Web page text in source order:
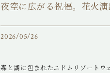
夜空に広がる祝福。花火
2026/05/26
森と湖に包まれたニドムリゾートウ